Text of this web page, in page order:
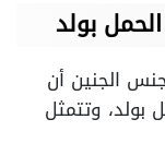
بولد
الجنين أن
بولد، وتتمثل